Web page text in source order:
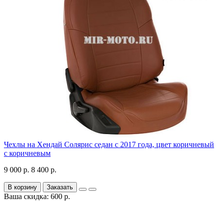
Чехлы на Хендай Солярис седан с 2017 года, цвет коричневый
с коричневым
9 000 р. 8 400 р.
В корзину Заказать
Ваша скидка: 600 р.